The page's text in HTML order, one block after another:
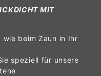
MIT
beim Zaun in Ihr
speziell für unsere